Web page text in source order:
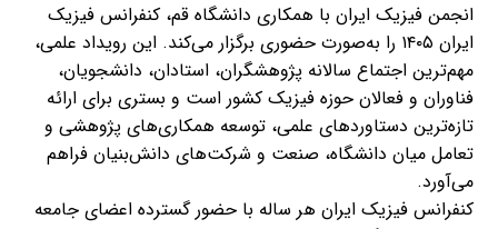
انجمن فیزیک ایران با همکاری دانشگاه قم، کنفرانس فیزیک
ایران ۱۴۰۵ را به‌صورت حضوری برگزار می‌کند. این رویداد علمی،
مهم‌ترین اجتماع سالانه پژوهشگران، استادان، دانشجویان،
فناوران و فعالان حوزه فیزیک کشور است و بستری برای ارائه
تازه‌ترین دستاوردهای علمی، توسعه همکاری‌های پژوهشی و
تعامل میان دانشگاه، صنعت و شرکت‌های دانش‌بنیان فراهم
می‌آورد. ‌
کنفرانس فیزیک ایران هر ساله با حضور گسترده اعضای جامعه